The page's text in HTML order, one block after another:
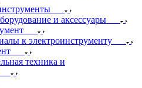
и аксессуары
к электроинструменту
техника и